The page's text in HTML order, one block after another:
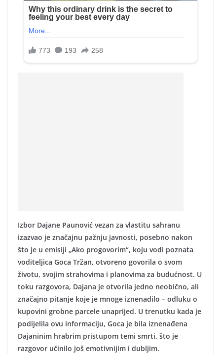
Izbor Dajane Paunović vezan za vlastitu sahranu
izazvao je značajnu pažnju javnosti, posebno nakon
što je u emisiji „Ako progovorim“, koju vodi poznata
voditeljica Goca Tržan, otvoreno govorila o svom
životu, svojim strahovima i planovima za budućnost. U
toku razgovora, Dajana je otvorila jedno neobično, ali
značajno pitanje koje je mnoge iznenadilo – odluku o
kupovini grobne parcele unaprijed. U trenutku kada je
podijelila ovu informaciju, Goca je bila iznenađena
Dajaninim hrabrim pristupom temi smrti, što je
razgovor učinilo još emotivnijim i dubljim.